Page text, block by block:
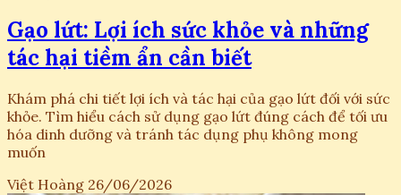
Gạo lứt: Lợi ích sức khỏe và những
tác hại tiềm ẩn cần biết
Khám phá chi tiết lợi ích và tác hại của gạo lứt đối với sức
khỏe. Tìm hiểu cách sử dụng gạo lứt đúng cách để tối ưu
hóa dinh dưỡng và tránh tác dụng phụ không mong
muốn
Việt Hoàng 26/06/2026